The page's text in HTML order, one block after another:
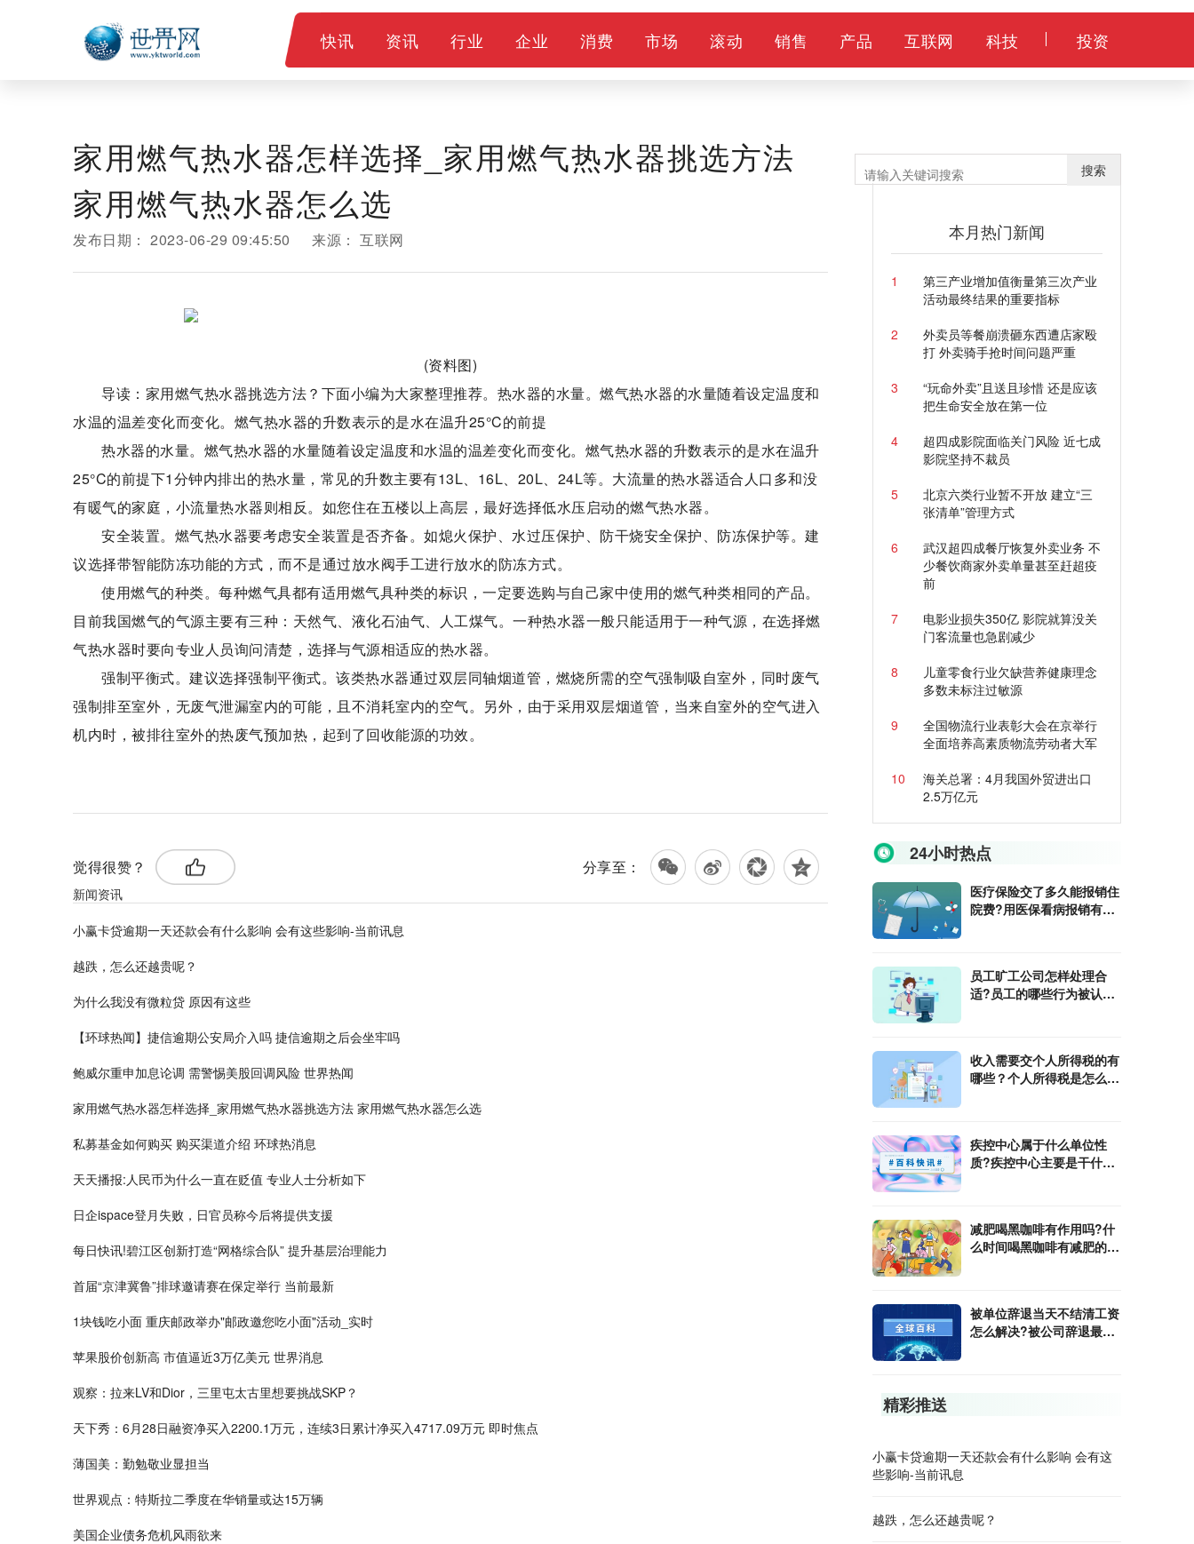
快讯 资讯 行业 企业 消费 市场 滚动 销售 产品 互联网 科技 投资
家用燃气热水器怎样选择_家用燃气热水器挑选方法
家用燃气热水器怎么选
发布日期： 2023-06-29 09:45:50 来源： 互联网
(资料图)
导读：家用燃气热水器挑选方法？下面小编为大家整理推荐。热水器的水量。燃气热水器的水量随着设定温度和
水温的温差变化而变化。燃气热水器的升数表示的是水在温升25°C的前提
热水器的水量。燃气热水器的水量随着设定温度和水温的温差变化而变化。燃气热水器的升数表示的是水在温升
25°C的前提下1分钟内排出的热水量，常见的升数主要有13L、16L、20L、24L等。大流量的热水器适合人口多和没
有暖气的家庭，小流量热水器则相反。如您住在五楼以上高层，最好选择低水压启动的燃气热水器。
安全装置。燃气热水器要考虑安全装置是否齐备。如熄火保护、水过压保护、防干烧安全保护、防冻保护等。建
议选择带智能防冻功能的方式，而不是通过放水阀手工进行放水的防冻方式。
使用燃气的种类。每种燃气具都有适用燃气具种类的标识，一定要选购与自己家中使用的燃气种类相同的产品。
目前我国燃气的气源主要有三种：天然气、液化石油气、人工煤气。一种热水器一般只能适用于一种气源，在选择燃
气热水器时要向专业人员询问清楚，选择与气源相适应的热水器。
强制平衡式。建议选择强制平衡式。该类热水器通过双层同轴烟道管，燃烧所需的空气强制吸自室外，同时废气
强制排至室外，无废气泄漏室内的可能，且不消耗室内的空气。另外，由于采用双层烟道管，当来自室外的空气进入
机内时，被排往室外的热废气预加热，起到了回收能源的功效。
觉得很赞？ 分享至：
新闻资讯
小赢卡贷逾期一天还款会有什么影响 会有这些影响-当前讯息
越跌，怎么还越贵呢？
为什么我没有微粒贷 原因有这些
【环球热闻】捷信逾期公安局介入吗 捷信逾期之后会坐牢吗
鲍威尔重申加息论调 需警惕美股回调风险 世界热闻
家用燃气热水器怎样选择_家用燃气热水器挑选方法 家用燃气热水器怎么选
私募基金如何购买 购买渠道介绍 环球热消息
天天播报:人民币为什么一直在贬值 专业人士分析如下
日企ispace登月失败，日官员称今后将提供支援
每日快讯!碧江区创新打造“网格综合队” 提升基层治理能力
首届“京津冀鲁”排球邀请赛在保定举行 当前最新
1块钱吃小面 重庆邮政举办"邮政邀您吃小面"活动_实时
苹果股价创新高 市值逼近3万亿美元 世界消息
观察：拉来LV和Dior，三里屯太古里想要挑战SKP？
天下秀：6月28日融资净买入2200.1万元，连续3日累计净买入4717.09万元 即时焦点
薄国美：勤勉敬业显担当
世界观点：特斯拉二季度在华销量或达15万辆
美国企业债务危机风雨欲来
搜索
本月热门新闻
1
第三产业增加值衡量第三次产业
活动最终结果的重要指标
2
外卖员等餐崩溃砸东西遭店家殴
打 外卖骑手抢时间问题严重
3
“玩命外卖”且送且珍惜 还是应该
把生命安全放在第一位
4
超四成影院面临关门风险 近七成
影院坚持不裁员
5
北京六类行业暂不开放 建立“三
张清单”管理方式
6
武汉超四成餐厅恢复外卖业务 不
少餐饮商家外卖单量甚至赶超疫
前
7
电影业损失350亿 影院就算没关
门客流量也急剧减少
8
儿童零食行业欠缺营养健康理念
多数未标注过敏源
9
全国物流行业表彰大会在京举行
全面培养高素质物流劳动者大军
10
海关总署：4月我国外贸进出口
2.5万亿元
24小时热点
医疗保险交了多久能报销住
院费?用医保看病报销有起
员工旷工公司怎样处理合
适?员工的哪些行为被认定
收入需要交个人所得税的有
哪些？个人所得税是怎么计
​疾控中心属于什么单位性
质?疾控中心主要是干什么
减肥喝黑咖啡有作用吗?什
么时间喝黑咖啡有减肥的效
被单位辞退当天不结清工资
怎么解决?被公司辞退最多
精彩推送
小赢卡贷逾期一天还款会有什么影响 会有这
些影响-当前讯息
越跌，怎么还越贵呢？